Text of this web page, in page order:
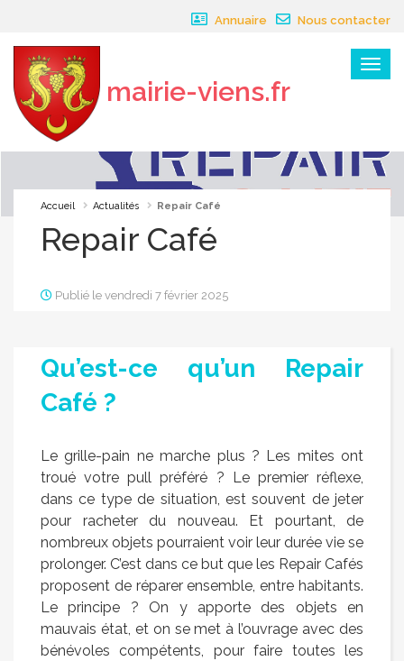
Annuaire Nous contacter
Menu
mairie-viens.fr
×
Accueil Actualités Repair Café
Repair Café
Publié le vendredi 7 février 2025
Qu’est-ce qu’un Repair
Café ?
Le grille-pain ne marche plus ? Les mites ont
troué votre pull préféré ? Le premier réflexe,
dans ce type de situation, est souvent de jeter
pour racheter du nouveau. Et pourtant, de
nombreux objets pourraient voir leur durée vie se
prolonger. C’est dans ce but que les Repair Cafés
proposent de réparer ensemble, entre habitants.
Le principe ? On y apporte des objets en
mauvais état, et on se met à l’ouvrage avec des
bénévoles compétents, pour faire toutes les
Panneau de gestion des cookies